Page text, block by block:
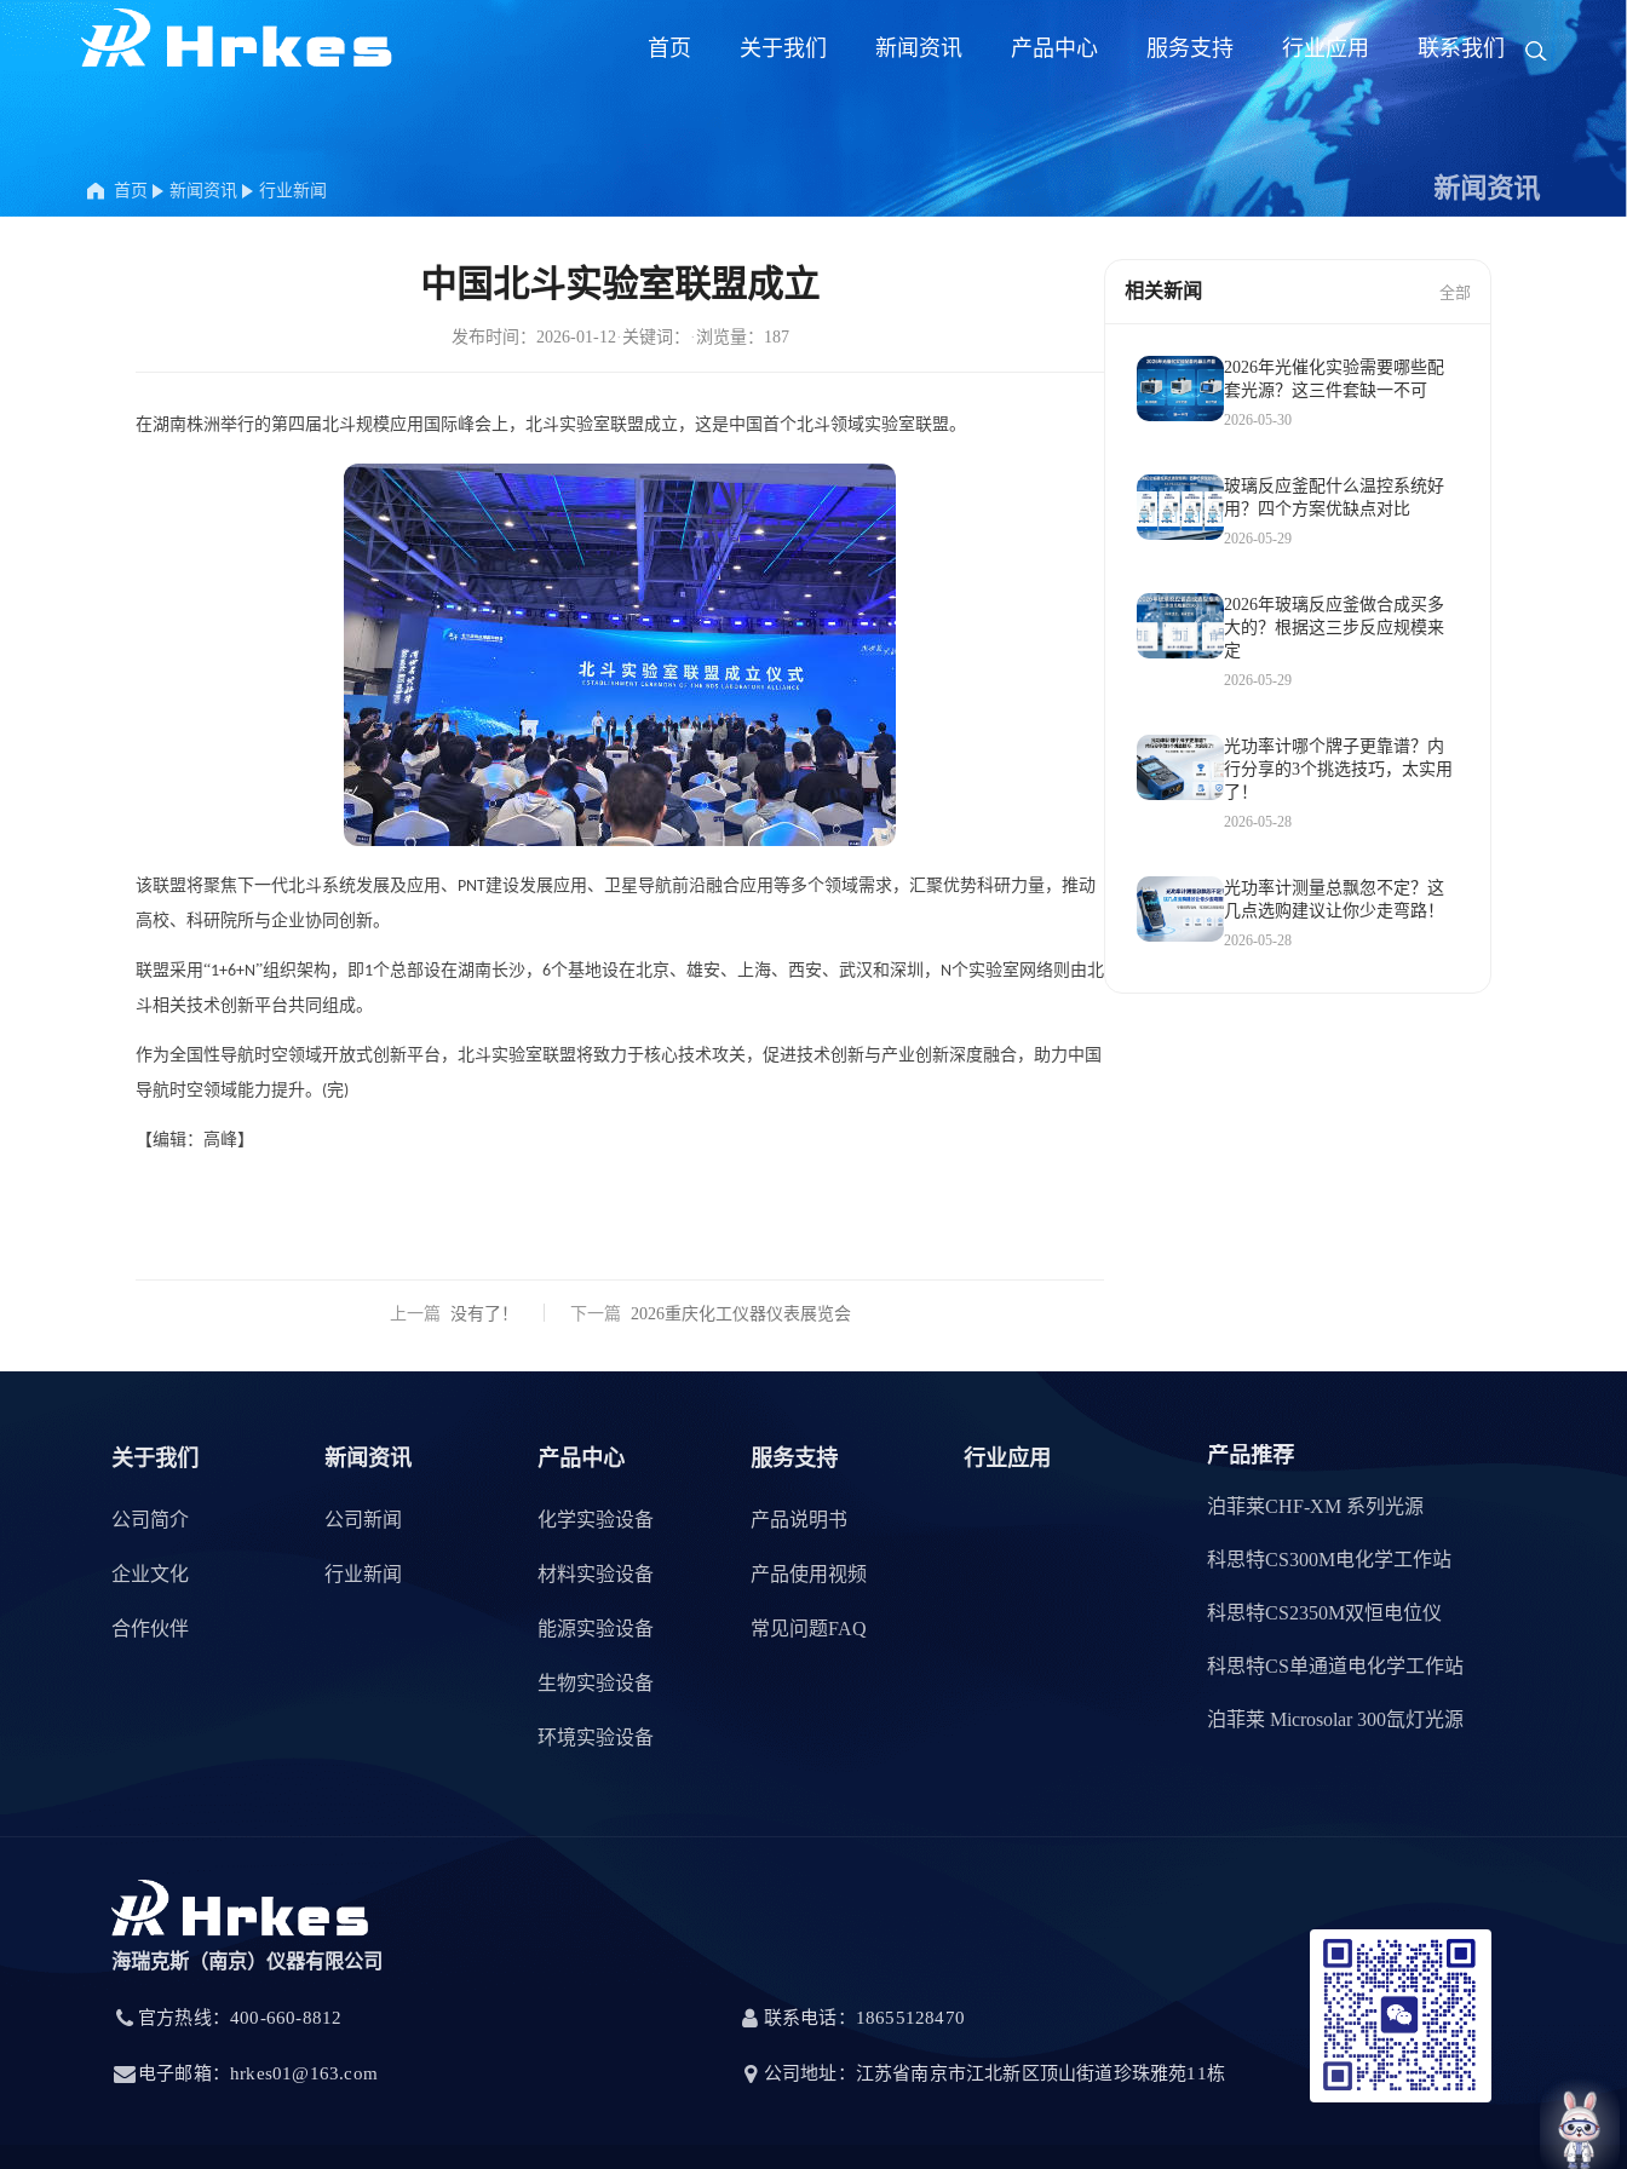
首页 关于我们 新闻资讯 产品中心 服务支持 行业应用 联系我们
首页 新闻资讯 行业新闻 新闻资讯
中国北斗实验室联盟成立
发布时间：2026-01-12· 关键词： · 浏览量：187
在湖南株洲举行的第四届北斗规模应用国际峰会上，北斗实验室联盟成立，这是中国首个北斗领域实验室联盟。
该联盟将聚焦下一代北斗系统发展及应用、 PNT建设发展应用、卫星导航前沿融合应用等多个领域需求，汇聚优势科研力量，推动
高校、科研院所与企业协同创新。
联盟采用“1+6+N”组织架构，即1个总部设在湖南长沙， 6个基地设在北京、雄安、上海、西安、武汉和深圳， N个实验室网络则由北
斗相关技术创新平台共同组成。
作为全国性导航时空领域开放式创新平台，北斗实验室联盟将致力于核心技术攻关，促进技术创新与产业创新深度融合，助力中国
导航时空领域能力提升。 (完)
【编辑：高峰】
上一篇 没有了！ 下一篇 2026重庆化工仪器仪表展览会
相关新闻 全部
2026年光催化实验需要哪些配
套光源？这三件套缺一不可
2026-05-30
玻璃反应釜配什么温控系统好
用？四个方案优缺点对比
2026-05-29
2026年玻璃反应釜做合成买多
大的？根据这三步反应规模来
定
2026-05-29
光功率计哪个牌子更靠谱？内
行分享的3个挑选技巧，太实用
了！
2026-05-28
光功率计测量总飘忽不定？这
几点选购建议让你少走弯路！
2026-05-28
关于我们
公司简介
企业文化
合作伙伴
新闻资讯
公司新闻
行业新闻
产品中心
化学实验设备
材料实验设备
能源实验设备
生物实验设备
环境实验设备
服务支持
产品说明书
产品使用视频
常见问题FAQ
行业应用 产品推荐
泊菲莱CHF-XM 系列光源
科思特CS300M电化学工作站
科思特CS2350M双恒电位仪
科思特CS单通道电化学工作站
泊菲莱 Microsolar 300氙灯光源
海瑞克斯（南京）仪器有限公司
官方热线：400-660-8812 联系电话：18655128470
电子邮箱：hrkes01@163.com 公司地址：江苏省南京市江北新区顶山街道珍珠雅苑11栋